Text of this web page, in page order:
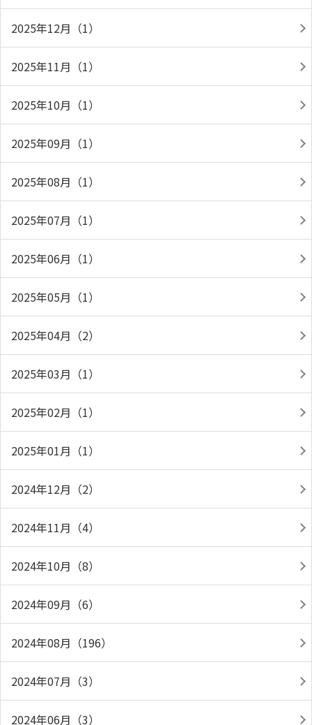
2025年12月（1）
2025年11月（1）
2025年10月（1）
2025年09月（1）
2025年08月（1）
2025年07月（1）
2025年06月（1）
2025年05月（1）
2025年04月（2）
2025年03月（1）
2025年02月（1）
2025年01月（1）
2024年12月（2）
2024年11月（4）
2024年10月（8）
2024年09月（6）
2024年08月（196）
2024年07月（3）
2024年06月（3）